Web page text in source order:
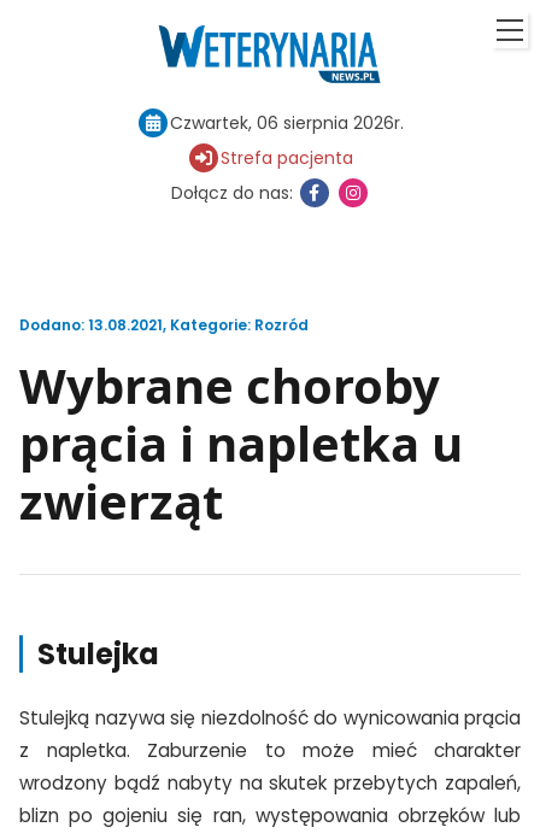
Czwartek, 06 sierpnia 2026r.
Strefa pacjenta
Dołącz do nas:
Dodano: 13.08.2021, Kategorie: Rozród
Wybrane choroby
prącia i napletka u
zwierząt
Stulejka
Stulejką nazywa się niezdolność do wynicowania prącia
z napletka. Zaburzenie to może mieć charakter
wrodzony bądź nabyty na skutek przebytych zapaleń,
blizn po gojeniu się ran, występowania obrzęków lub